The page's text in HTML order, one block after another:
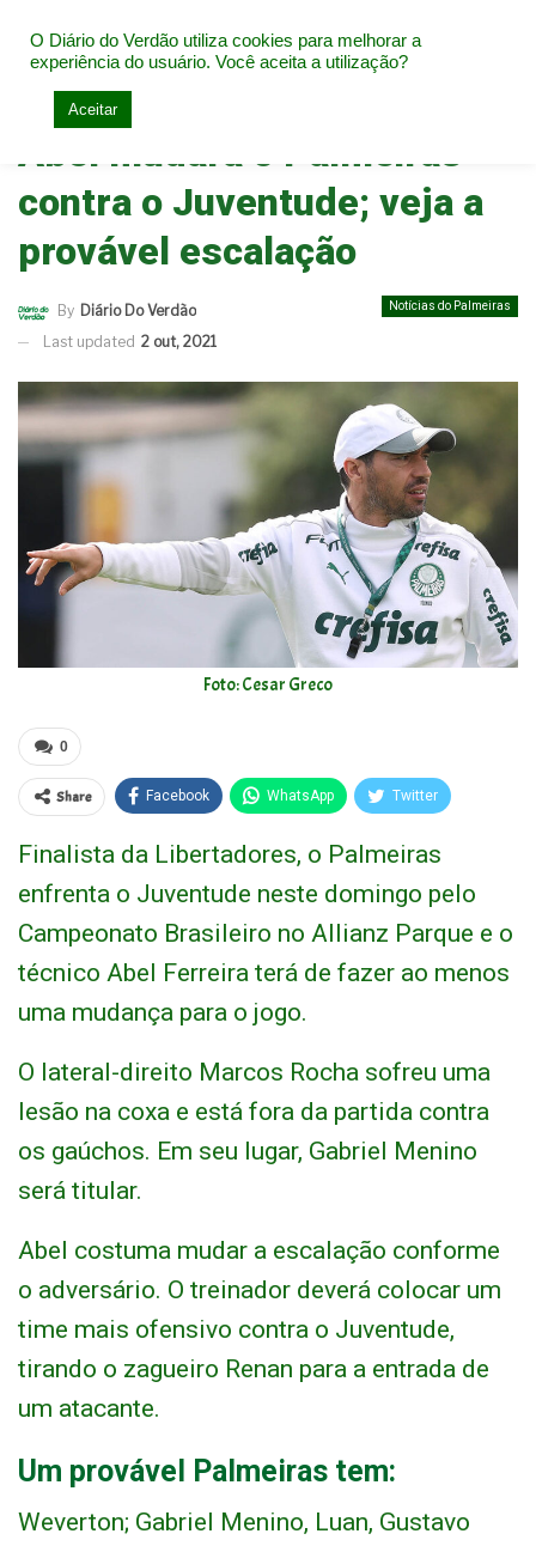
Home Notícias do Palmeiras
Abel mudará o Palmeiras
contra o Juventude; veja a
provável escalação
Notícias do Palmeiras
By Diário Do Verdão
Last updated 2 out, 2021
Foto: Cesar Greco
0
Share Facebook WhatsApp Twitter
Finalista da Libertadores, o Palmeiras
enfrenta o Juventude neste domingo pelo
Campeonato Brasileiro no Allianz Parque e o
técnico Abel Ferreira terá de fazer ao menos
uma mudança para o jogo.
O lateral-direito Marcos Rocha sofreu uma
lesão na coxa e está fora da partida contra
os gaúchos. Em seu lugar, Gabriel Menino
será titular.
Abel costuma mudar a escalação conforme
o adversário. O treinador deverá colocar um
time mais ofensivo contra o Juventude,
tirando o zagueiro Renan para a entrada de
um atacante.
Um provável Palmeiras tem:
Weverton; Gabriel Menino, Luan, Gustavo
O Diário do Verdão utiliza cookies para melhorar a
experiência do usuário. Você aceita a utilização?
Aceitar